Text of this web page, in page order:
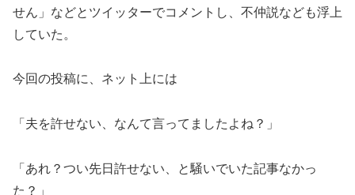
せん」などとツイッターでコメントし、不仲説なども浮上
していた。
今回の投稿に、ネット上には
「夫を許せない、なんて言ってましたよね？」
「あれ？つい先日許せない、と騒いでいた記事なかっ
た？」